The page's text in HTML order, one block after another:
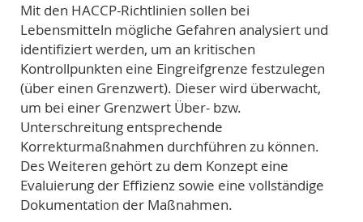
Mit den HACCP-Richtlinien sollen bei
Lebensmitteln mögliche Gefahren analysiert und
identifiziert werden, um an kritischen
Kontrollpunkten eine Eingreifgrenze festzulegen
(über einen Grenzwert). Dieser wird überwacht,
um bei einer Grenzwert Über- bzw.
Unterschreitung entsprechende
Korrekturmaßnahmen durchführen zu können.
Des Weiteren gehört zu dem Konzept eine
Evaluierung der Effizienz sowie eine vollständige
Dokumentation der Maßnahmen.